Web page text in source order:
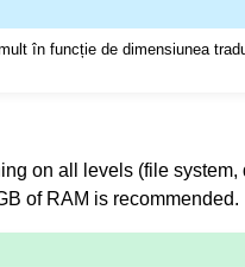
în funcție de dimensiunea
on all levels (file
of RAM is recommended.